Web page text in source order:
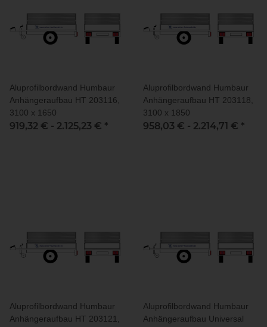
Aluprofilbordwand Humbaur
Anhängeraufbau HT 203116,
3100 x 1650
919,32 € - 2.125,23 € *
Aluprofilbordwand Humbaur
Anhängeraufbau HT 203118,
3100 x 1850
958,03 € - 2.214,71 € *
Aluprofilbordwand Humbaur
Anhängeraufbau HT 203121,
Aluprofilbordwand Humbaur
Anhängeraufbau Universal